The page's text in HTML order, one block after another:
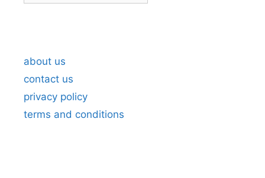
about us
contact us
privacy policy
terms and conditions